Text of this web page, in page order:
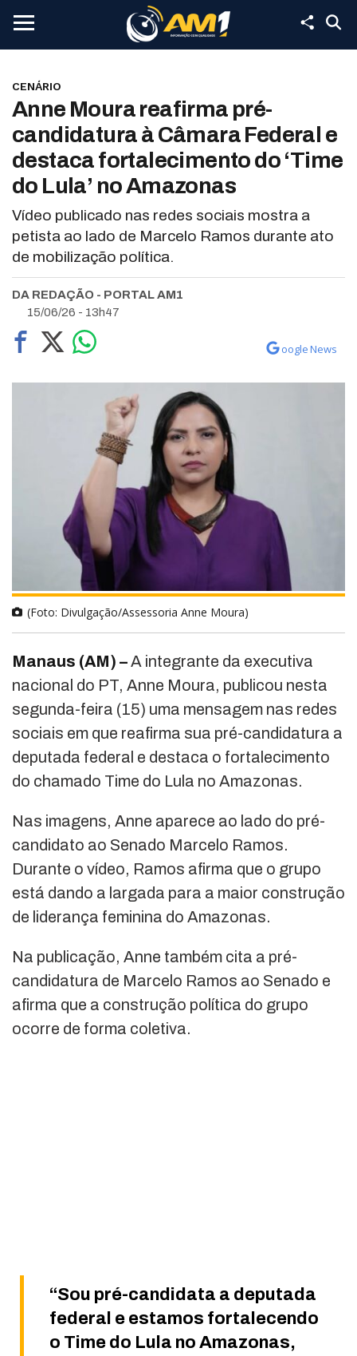
CENÁRIO
Anne Moura reafirma pré-
candidatura à Câmara Federal e
destaca fortalecimento do ‘Time
do Lula’ no Amazonas
Vídeo publicado nas redes sociais mostra a
petista ao lado de Marcelo Ramos durante ato
de mobilização política.
DA REDAÇÃO - PORTAL AM1
15/06/26 - 13h47
oogle News
(Foto: Divulgação/Assessoria Anne Moura)
Manaus (AM) –A integrante da executiva
nacional do PT, Anne Moura, publicou nesta
segunda-feira (15) uma mensagem nas redes
sociais em que reafirma sua pré-candidatura a
deputada federal e destaca o fortalecimento
do chamado Time do Lula no Amazonas.
Nas imagens, Anne aparece ao lado do pré-
candidato ao Senado Marcelo Ramos.
Durante o vídeo, Ramos afirma que o grupo
está dando a largada para a maior construção
de liderança feminina do Amazonas.
Na publicação, Anne também cita a pré-
candidatura de Marcelo Ramos ao Senado e
afirma que a construção política do grupo
ocorre de forma coletiva.
“Sou pré-candidata a deputada
federal e estamos fortalecendo
o Time do Lula no Amazonas,